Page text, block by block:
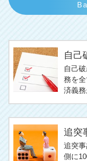
自己
自己
務を
済義
追突
追突
側に